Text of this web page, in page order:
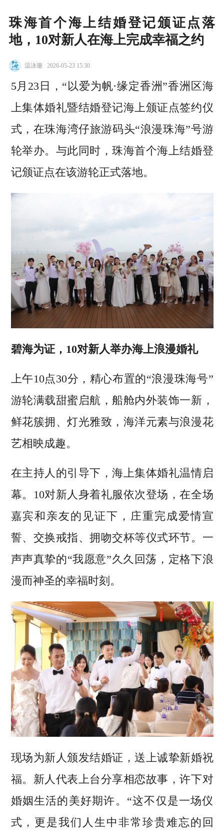
珠海首个海上结婚登记颁证点落
地，10对新人在海上完成幸福之约
温泳珊 2026-05-23 15:30
5月23日，“以爱为帆·缘定香洲”香洲区海
上集体婚礼暨结婚登记海上颁证点签约仪
式，在珠海湾仔旅游码头“浪漫珠海”号游
轮举办。与此同时，珠海首个海上结婚登
记颁证点在该游轮正式落地。
碧海为证，10对新人举办海上浪漫婚礼
上午10点30分，精心布置的“浪漫珠海号”
游轮满载甜蜜启航，船舱内外装饰一新，
鲜花簇拥、灯光雅致，海洋元素与浪漫花
艺相映成趣。
在主持人的引导下，海上集体婚礼温情启
幕。10对新人身着礼服依次登场，在全场
嘉宾和亲友的见证下，庄重完成爱情宣
誓、交换戒指、拥吻交杯等仪式环节。一
声声真挚的“我愿意”久久回荡，定格下浪
漫而神圣的幸福时刻。
现场为新人颁发结婚证，送上诚挚新婚祝
福。新人代表上台分享相恋故事，许下对
婚姻生活的美好期许。“这不仅是一场仪
式，更是我们人生中非常珍贵难忘的回